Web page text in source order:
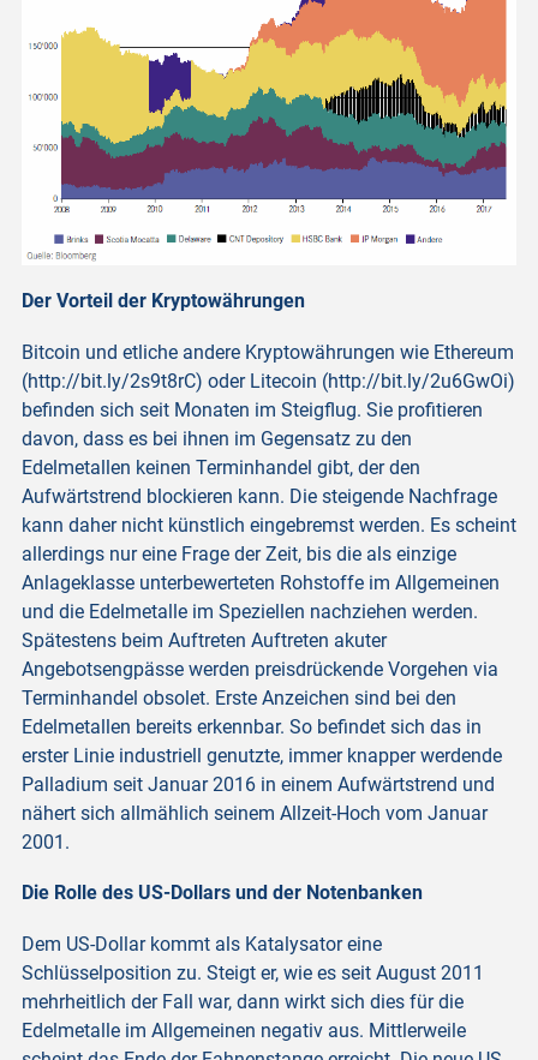
Der Vorteil der Kryptowährungen
Bitcoin und etliche andere Kryptowährungen wie Ethereum
(http://bit.ly/2s9t8rC) oder Litecoin (http://bit.ly/2u6GwOi)
befinden sich seit Monaten im Steigflug. Sie profitieren
davon, dass es bei ihnen im Gegensatz zu den
Edelmetallen keinen Terminhandel gibt, der den
Aufwärtstrend blockieren kann. Die steigende Nachfrage
kann daher nicht künstlich eingebremst werden. Es scheint
allerdings nur eine Frage der Zeit, bis die als einzige
Anlageklasse unterbewerteten Rohstoffe im Allgemeinen
und die Edelmetalle im Speziellen nachziehen werden.
Spätestens beim Auftreten Auftreten akuter
Angebotsengpässe werden preisdrückende Vorgehen via
Terminhandel obsolet. Erste Anzeichen sind bei den
Edelmetallen bereits erkennbar. So befindet sich das in
erster Linie industriell genutzte, immer knapper werdende
Palladium seit Januar 2016 in einem Aufwärtstrend und
nähert sich allmählich seinem Allzeit-Hoch vom Januar
2001.
Die Rolle des US-Dollars und der Notenbanken
Dem US-Dollar kommt als Katalysator eine
Schlüsselposition zu. Steigt er, wie es seit August 2011
mehrheitlich der Fall war, dann wirkt sich dies für die
Edelmetalle im Allgemeinen negativ aus. Mittlerweile